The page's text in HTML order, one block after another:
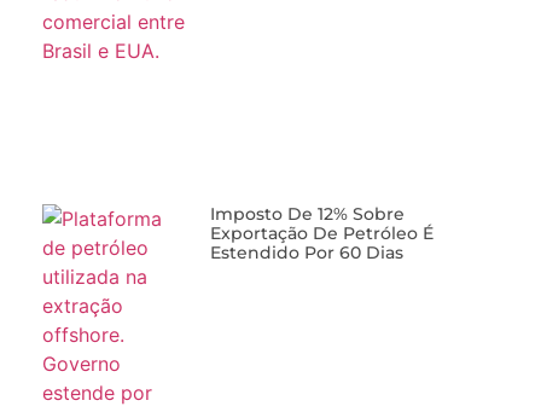
Imposto De 12% Sobre
Exportação De Petróleo É
Estendido Por 60 Dias